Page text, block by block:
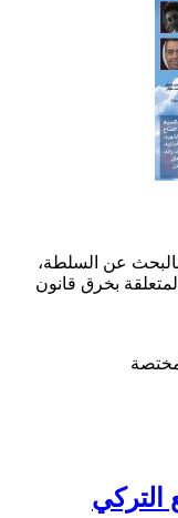
عن السلطة،
بخرق قانون
التركي